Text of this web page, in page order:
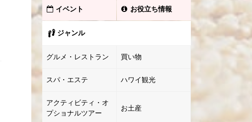
イベント お役立ち情報
ジャンル
グルメ・レストラン 買い物
スパ・エステ ハワイ観光
アクティビティ・オ
プショナルツアー
お土産